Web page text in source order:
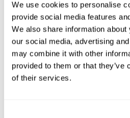
We use cookies to personalise
provide social media features
We also share information
our social media, advertising
may combine it with other
provided to them or that they’ve
of their services.
估計測試有助於評估用戶如何對
預測和估計，例如速度、距離、
細跟踪屏幕上的刺激才能獲得最
估計能力測試II 通過呈現用戶必
覺信息，來測量用戶的估計能力
憶。 用戶應在安靜的區域執行任
估計能力測試III